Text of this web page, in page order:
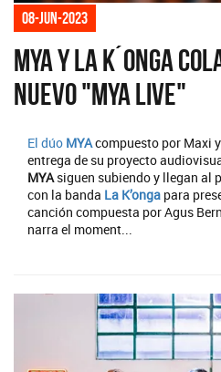
08-jun-2023
MYA y La K´onga
nuevo "MYA Live"
El dúo MYAcompuesto por Maxi
entrega de su proyecto
MYA siguen subiendo y llegan al
con la banda La K’onga para
canción compuesta por Agus
narra el moment...